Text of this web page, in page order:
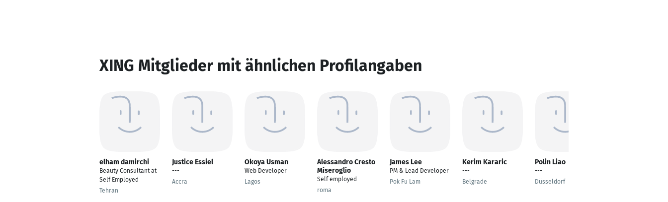
XING Mitglieder mit ähnlichen Profilangaben
elham damirchi
Beauty Consultant at
Self Employed
Tehran
Justice Essiel
---
Accra
Okoya Usman
Web Developer
Lagos
Alessandro Cresto
Miseroglio
Self employed
roma
James Lee
PM & Lead Developer
Pok Fu Lam
Kerim Kararic
---
Belgrade
Polin Liao
---
Düsseldorf